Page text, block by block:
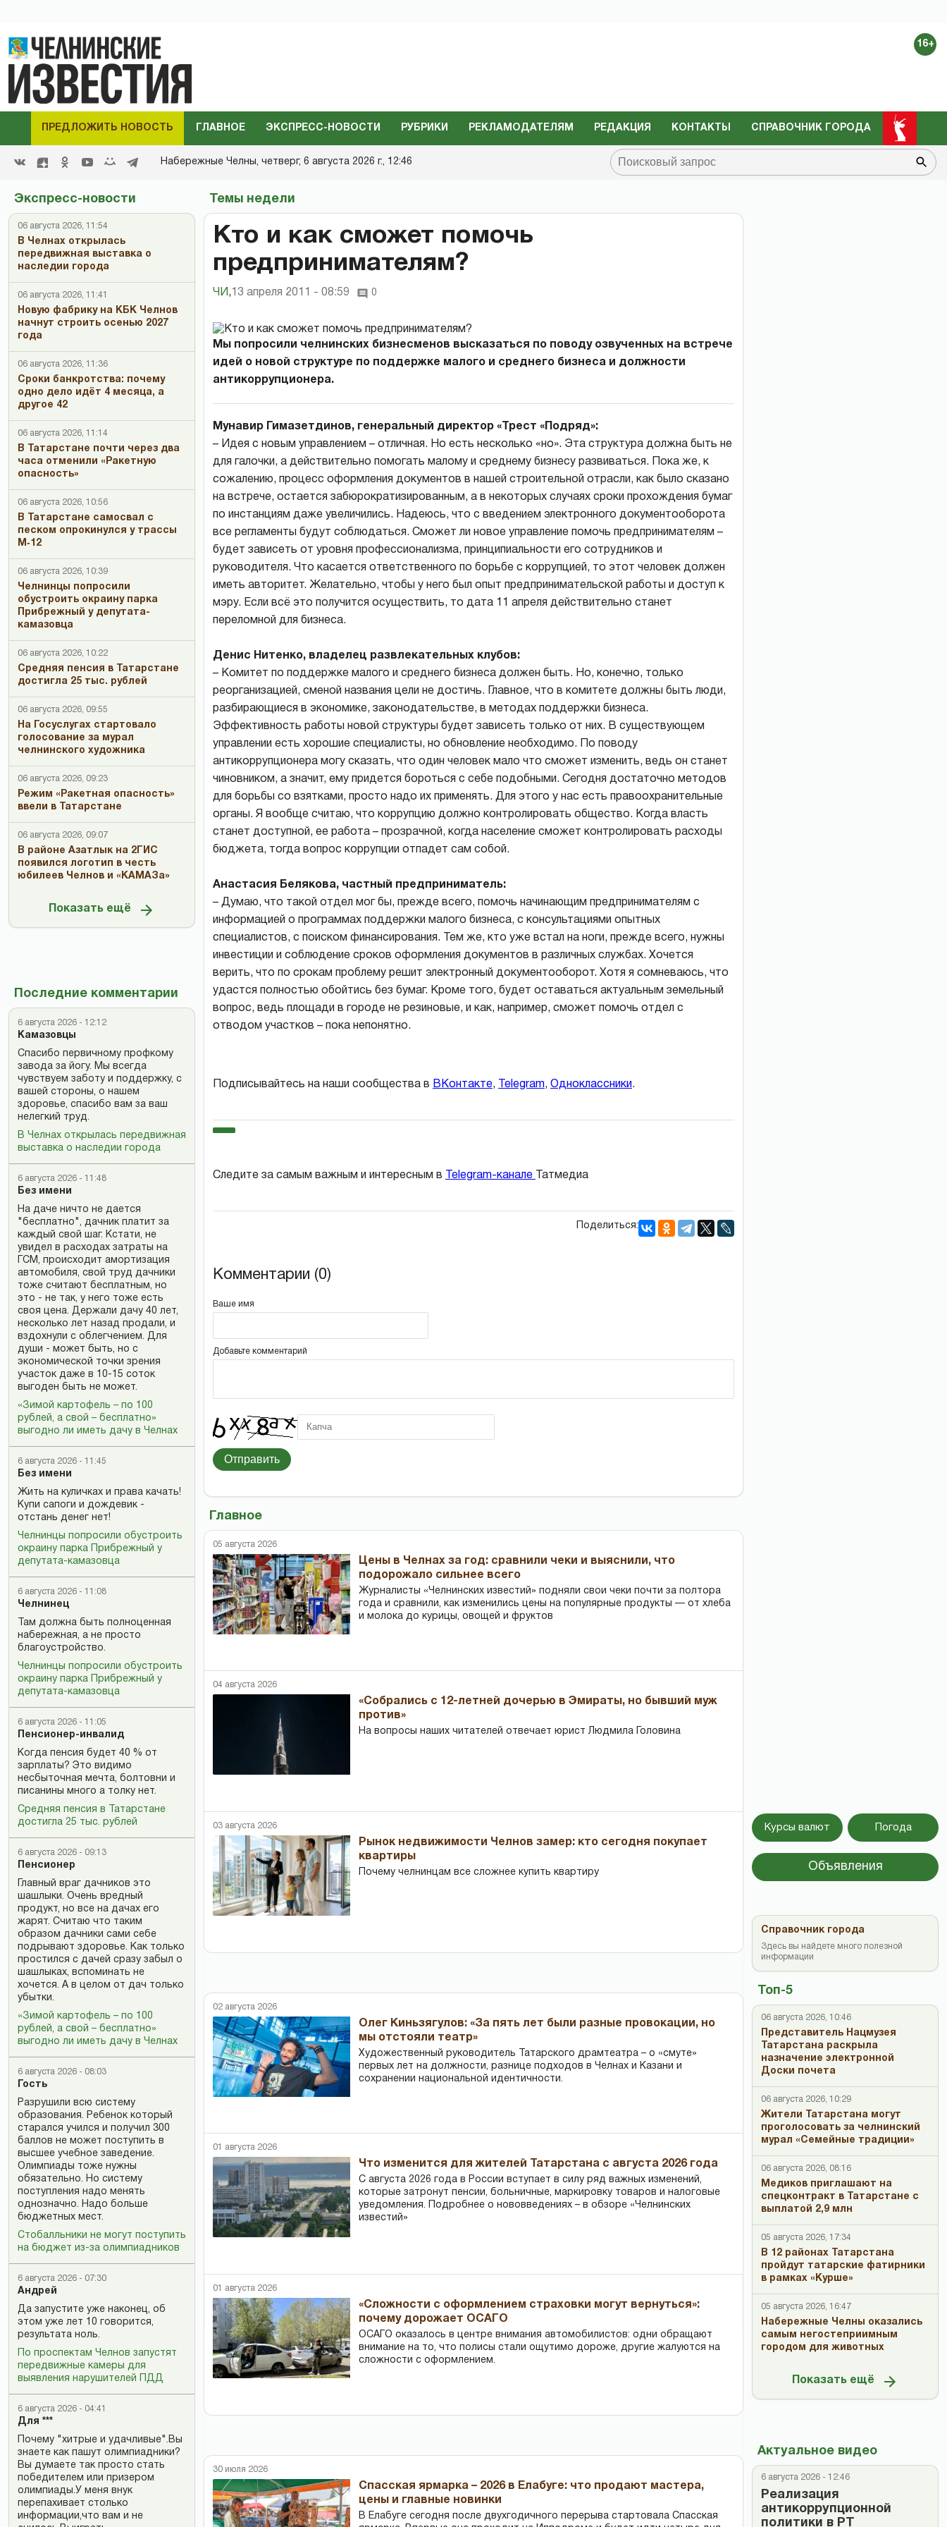
16+
ПРЕДЛОЖИТЬ НОВОСТЬ ГЛАВНОЕ ЭКСПРЕСС-НОВОСТИ РУБРИКИ РЕКЛАМОДАТЕЛЯМ РЕДАКЦИЯ КОНТАКТЫ СПРАВОЧНИК ГОРОДА
Набережные Челны, четверг, 6 августа 2026 г., 12:46
Экспресс-новости
06 августа 2026, 11:54
В Челнах открылась
передвижная выставка о
наследии города
06 августа 2026, 11:41
Новую фабрику на КБК Челнов
начнут строить осенью 2027
года
06 августа 2026, 11:36
Сроки банкротства: почему
одно дело идёт 4 месяца, а
другое 42
06 августа 2026, 11:14
В Татарстане почти через два
часа отменили «Ракетную
опасность»
06 августа 2026, 10:56
В Татарстане самосвал с
песком опрокинулся у трассы
М‑12
06 августа 2026, 10:39
Челнинцы попросили
обустроить окраину парка
Прибрежный у депутата-
камазовца
06 августа 2026, 10:22
Средняя пенсия в Татарстане
достигла 25 тыс. рублей
06 августа 2026, 09:55
На Госуслугах стартовало
голосование за мурал
челнинского художника
06 августа 2026, 09:23
Режим «Ракетная опасность»
ввели в Татарстане
06 августа 2026, 09:07
В районе Азатлык на 2ГИС
появился логотип в честь
юбилеев Челнов и «КАМАЗа»
Показать ещё
Последние комментарии
6 августа 2026 - 12:12
Камазовцы
Спасибо первичному профкому
завода за йогу. Мы всегда
чувствуем заботу и поддержку, с
вашей стороны, о нашем
здоровье, спасибо вам за ваш
нелегкий труд.
В Челнах открылась передвижная
выставка о наследии города
6 августа 2026 - 11:48
Без имени
На даче ничто не дается
"бесплатно", дачник платит за
каждый свой шаг. Кстати, не
увидел в расходах затраты на
ГСМ, происходит амортизация
автомобиля, свой труд дачники
тоже считают бесплатным, но
это - не так, у него тоже есть
своя цена. Держали дачу 40 лет,
несколько лет назад продали, и
вздохнули с облегчением. Для
души - может быть, но с
экономической точки зрения
участок даже в 10-15 соток
выгоден быть не может.
«Зимой картофель – по 100
рублей, а свой – бесплатно»
выгодно ли иметь дачу в Челнах
6 августа 2026 - 11:45
Без имени
Жить на куличках и права качать!
Купи сапоги и дождевик -
отстань денег нет!
Челнинцы попросили обустроить
окраину парка Прибрежный у
депутата-камазовца
6 августа 2026 - 11:08
Челнинец
Там должна быть полноценная
набережная, а не просто
благоустройство.
Челнинцы попросили обустроить
окраину парка Прибрежный у
депутата-камазовца
6 августа 2026 - 11:05
Пенсионер-инвалид
Когда пенсия будет 40 % от
зарплаты? Это видимо
несбыточная мечта, болтовни и
писанины много а толку нет.
Средняя пенсия в Татарстане
достигла 25 тыс. рублей
6 августа 2026 - 09:13
Пенсионер
Главный враг дачников это
шашлыки. Очень вредный
продукт, но все на дачах его
жарят. Считаю что таким
образом дачники сами себе
подрывают здоровье. Как только
простился с дачей сразу забыл о
шашлыках, вспоминать не
хочется. А в целом от дач только
убытки.
«Зимой картофель – по 100
рублей, а свой – бесплатно»
выгодно ли иметь дачу в Челнах
6 августа 2026 - 08:03
Гость
Разрушили всю систему
образования. Ребенок который
старался учился и получил 300
баллов не может поступить в
высшее учебное заведение.
Олимпиады тоже нужны
обязательно. Но систему
поступления надо менять
однозначно. Надо больше
бюджетных мест.
Стобалльники не могут поступить
на бюджет из-за олимпиадников
6 августа 2026 - 07:30
Андрей
Да запустите уже наконец, об
этом уже лет 10 говорится,
результата ноль.
По проспектам Челнов запустят
передвижные камеры для
выявления нарушителей ПДД
6 августа 2026 - 04:41
Для ***
Почему "хитрые и удачливые".Вы
знаете как пашут олимпиадники?
Вы думаете так просто стать
победителем или призером
олимпиады.У меня внук
перепахивает столько
информации,что вам и не
Темы недели
Кто и как сможет помочь
предпринимателям?
ЧИ , 13 апреля 2011 - 08:59 0
Мы попросили челнинских бизнесменов высказаться по поводу озвученных на встрече
идей о новой структуре по поддержке малого и среднего бизнеса и должности
антикоррупционера.
Мунавир Гимазетдинов, генеральный директор «Трест «Подряд»:
– Идея с новым управлением – отличная. Но есть несколько «но». Эта структура должна быть не
для галочки, а действительно помогать малому и среднему бизнесу развиваться. Пока же, к
сожалению, процесс оформления документов в нашей строительной отрасли, как было сказано
на встрече, остается забюрократизированным, а в некоторых случаях сроки прохождения бумаг
по инстанциям даже увеличились. Надеюсь, что с введением электронного документооборота
все регламенты будут соблюдаться. Сможет ли новое управление помочь предпринимателям –
будет зависеть от уровня профессионализма, принципиальности его сотрудников и
руководителя. Что касается ответственного по борьбе с коррупцией, то этот человек должен
иметь авторитет. Желательно, чтобы у него был опыт предпринимательской работы и доступ к
мэру. Если всё это получится осуществить, то дата 11 апреля действительно станет
переломной для бизнеса.
Денис Нитенко, владелец развлекательных клубов:
– Комитет по поддержке малого и среднего бизнеса должен быть. Но, конечно, только
реорганизацией, сменой названия цели не достичь. Главное, что в комитете должны быть люди,
разбирающиеся в экономике, законодательстве, в методах поддержки бизнеса.
Эффективность работы новой структуры будет зависеть только от них. В существующем
управлении есть хорошие специалисты, но обновление необходимо. По поводу
антикоррупционера могу сказать, что один человек мало что сможет изменить, ведь он станет
чиновником, а значит, ему придется бороться с себе подобными. Сегодня достаточно методов
для борьбы со взятками, просто надо их применять. Для этого у нас есть правоохранительные
органы. Я вообще считаю, что коррупцию должно контролировать общество. Когда власть
станет доступной, ее работа – прозрачной, когда население сможет контролировать расходы
бюджета, тогда вопрос коррупции отпадет сам собой.
Анастасия Белякова, частный предприниматель:
– Думаю, что такой отдел мог бы, прежде всего, помочь начинающим предпринимателям с
информацией о программах поддержки малого бизнеса, с консультациями опытных
специалистов, с поиском финансирования. Тем же, кто уже встал на ноги, прежде всего, нужны
инвестиции и соблюдение сроков оформления документов в различных службах. Хочется
верить, что по срокам проблему решит электронный документооборот. Хотя я сомневаюсь, что
удастся полностью обойтись без бумаг. Кроме того, будет оставаться актуальным земельный
вопрос, ведь площади в городе не резиновые, и как, например, сможет помочь отдел с
отводом участков – пока непонятно.
Подписывайтесь на наши сообщества в ВКонтакте, Telegram, Одноклассники.
Следите за самым важным и интересным в Telegram-канале Татмедиа
Поделиться:
Комментарии (0)
Ваше имя
Добавьте комментарий
Отправить
Главное
05 августа 2026
Цены в Челнах за год: сравнили чеки и выяснили, что
подорожало сильнее всего
Журналисты «Челнинских известий» подняли свои чеки почти за полтора
года и сравнили, как изменились цены на популярные продукты — от хлеба
и молока до курицы, овощей и фруктов
04 августа 2026
«Собрались с 12-летней дочерью в Эмираты, но бывший муж
против»
На вопросы наших читателей отвечает юрист Людмила Головина
03 августа 2026
Рынок недвижимости Челнов замер: кто сегодня покупает
квартиры
Почему челнинцам все сложнее купить квартиру
02 августа 2026
Олег Киньзягулов: «За пять лет были разные провокации, но
мы отстояли театр»
Художественный руководитель Татарского драмтеатра – о «смуте»
первых лет на должности, разнице подходов в Челнах и Казани и
сохранении национальной идентичности.
01 августа 2026
Что изменится для жителей Татарстана с августа 2026 года
С августа 2026 года в России вступает в силу ряд важных изменений,
которые затронут пенсии, больничные, маркировку товаров и налоговые
уведомления. Подробнее о нововведениях – в обзоре «Челнинских
известий»
01 августа 2026
«Сложности с оформлением страховки могут вернуться»:
почему дорожает ОСАГО
ОСАГО оказалось в центре внимания автомобилистов: одни обращают
внимание на то, что полисы стали ощутимо дороже, другие жалуются на
сложности с оформлением.
30 июля 2026
Спасская ярмарка – 2026 в Елабуге: что продают мастера,
цены и главные новинки
В Елабуге сегодня после двухгодичного перерыва стартовала Спасская
Курсы валют Погода
Объявления
Топ-5
06 августа 2026, 10:46
Представитель Нацмузея
Татарстана раскрыла
назначение электронной
Доски почета
06 августа 2026, 10:29
Жители Татарстана могут
проголосовать за челнинский
мурал «Семейные традиции»
06 августа 2026, 08:16
Медиков приглашают на
спецконтракт в Татарстане с
выплатой 2,9 млн
05 августа 2026, 17:34
В 12 районах Татарстана
пройдут татарские фатирники
в рамках «Курше»
05 августа 2026, 16:47
Набережные Челны оказались
самым негостеприимным
городом для животных
Показать ещё
Актуальное видео
6 августа 2026 - 12:46
Реализация
антикоррупционной
политики в РТ
Справочник города
Здесь вы найдете много полезной
информации